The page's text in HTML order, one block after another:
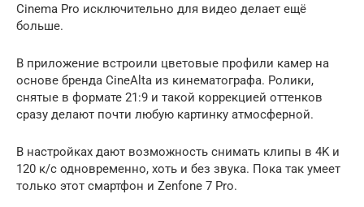
Cinema Pro исключительно для видео делает ещё
больше.
В приложение встроили цветовые профили камер на
основе бренда СineAlta из кинематографа. Ролики,
снятые в формате 21:9 и такой коррекцией оттенков
сразу делают почти любую картинку атмосферной.
В настройках дают возможность снимать клипы в 4K и
120 к/с одновременно, хоть и без звука. Пока так умеет
только этот смартфон и Zenfone 7 Pro.